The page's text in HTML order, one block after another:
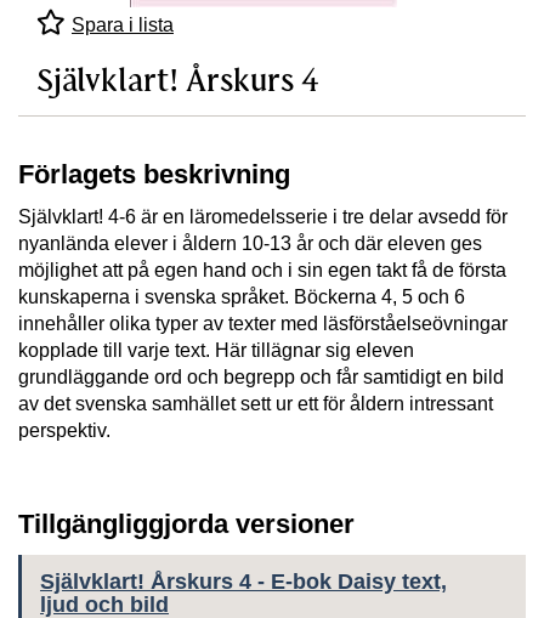
Spara i lista
Självklart! Årskurs 4
Förlagets beskrivning
Självklart! 4-6 är en läromedelsserie i tre delar avsedd för
nyanlända elever i åldern 10-13 år och där eleven ges
möjlighet att på egen hand och i sin egen takt få de första
kunskaperna i svenska språket. Böckerna 4, 5 och 6
innehåller olika typer av texter med läsförståelseövningar
kopplade till varje text. Här tillägnar sig eleven
grundläggande ord och begrepp och får samtidigt en bild
av det svenska samhället sett ur ett för åldern intressant
perspektiv.
Tillgängliggjorda versioner
Självklart! Årskurs 4 - E-bok Daisy text,
ljud och bild